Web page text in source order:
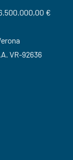
€
VR-92636